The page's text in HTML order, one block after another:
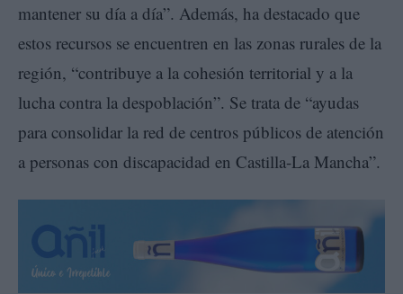
mantener su día a día”. Además, ha destacado que
estos recursos se encuentren en las zonas rurales de la
región, “contribuye a la cohesión territorial y a la
lucha contra la despoblación”. Se trata de “ayudas
para consolidar la red de centros públicos de atención
a personas con discapacidad en Castilla-La Mancha”.